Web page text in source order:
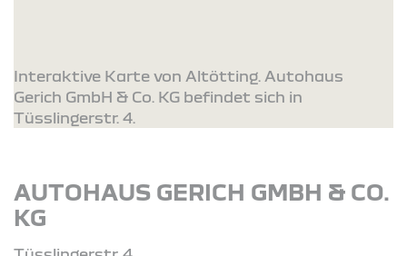
Interaktive Karte von Altötting. Autohaus
Gerich GmbH & Co. KG befindet sich in
Tüsslingerstr. 4.
AUTOHAUS GERICH GMBH & CO.
KG